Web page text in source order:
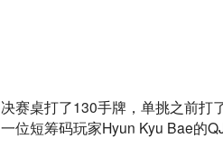
决赛桌打了130手牌，单挑之前打
一位短筹码玩家Hyun Kyu Bae的